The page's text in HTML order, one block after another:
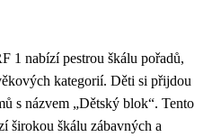
1 nabízí pestrou škálu pořadů,
kategorií. Děti si přijdou
s názvem „Dětský blok“. Tento
širokou škálu zábavných a